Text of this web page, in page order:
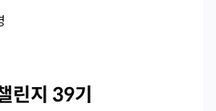
린지 39기